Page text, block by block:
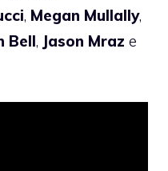
, Megan Mullally,
Bell, Jason Mraz e